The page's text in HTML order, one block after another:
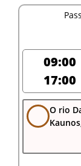
09:00
17:00
O rio